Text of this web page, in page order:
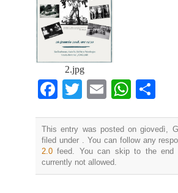
2.jpg
Facebook
TwitterEmail
This entry was posted on giovedì,
filed under . You can follow any
2.0 feed. You can skip to the end
currently not allowed.